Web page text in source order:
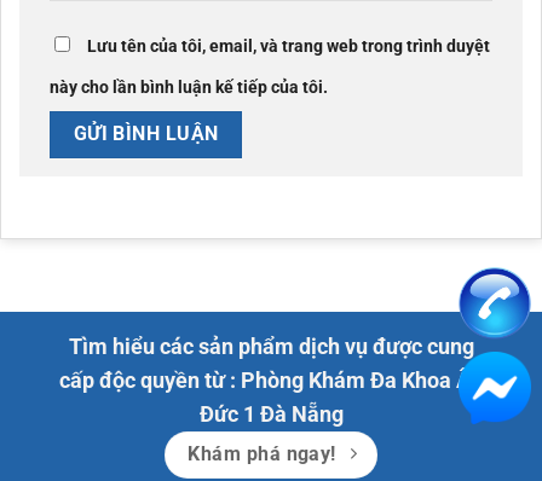
Lưu tên của tôi, email, và trang web trong trình duyệt
này cho lần bình luận kế tiếp của tôi.
Tìm hiểu các sản phẩm dịch vụ được cung
cấp độc quyền từ : Phòng Khám Đa Khoa Ân
Đức 1 Đà Nẵng
Khám phá ngay!